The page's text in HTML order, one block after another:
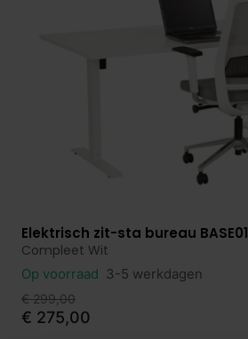
Bekijk product
Elektrisch zit-sta bureau BASE01
Compleet Wit
Op voorraad 3-5 werkdagen
€ 299,00
€ 275,00